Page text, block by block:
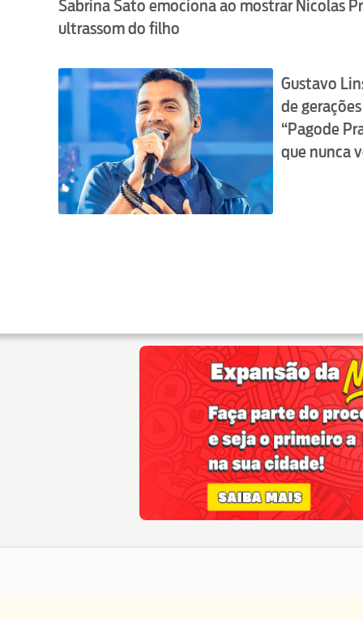
Sabrina Sato emociona ao mostrar Nicolas
ultrassom do filho
Gustavo
de
“Pagode
que nunca